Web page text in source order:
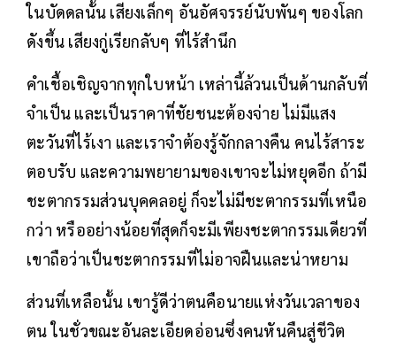
ในบัดดลนั้น เสียงเล็กๆ อันอัศจรรย์นับพันๆ ของโลก
ดังขึ้น เสียงกู่เรียกลับๆ ที่ไร้สำนึก
คำเชื้อเชิญจากทุกใบหน้า เหล่านี้ล้วนเป็นด้านกลับที่
จำเป็น และเป็นราคาที่ชัยชนะต้องจ่าย ไม่มีแสง
ตะวันที่ไร้เงา และเราจำต้องรู้จักกลางคืน คนไร้สาระ
ตอบรับ และความพยายามของเขาจะไม่หยุดอีก ถ้ามี
ชะตากรรมส่วนบุคคลอยู่ ก็จะไม่มีชะตากรรมที่เหนือ
กว่า หรืออย่างน้อยที่สุดก็จะมีเพียงชะตากรรมเดียวที่
เขาถือว่าเป็นชะตากรรมที่ไม่อาจฝืนและน่าหยาม
ส่วนที่เหลือนั้น เขารู้ดีว่าตนคือนายแห่งวันเวลาของ
ตน ในชั่วขณะอันละเอียดอ่อนซึ่งคนหันคืนสู่ชีวิต